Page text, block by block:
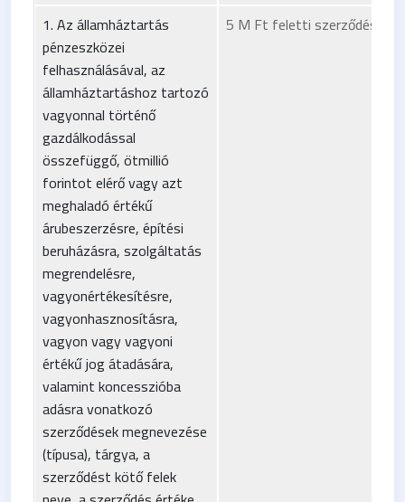
1. Az államháztartás
pénzeszközei
felhasználásával, az
államháztartáshoz tartozó
vagyonnal történő
gazdálkodással
összefüggő, ötmillió
forintot elérő vagy azt
meghaladó értékű
árubeszerzésre, építési
beruházásra, szolgáltatás
megrendelésre,
vagyonértékesítésre,
vagyonhasznosításra,
vagyon vagy vagyoni
értékű jog átadására,
valamint koncesszióba
adásra vonatkozó
szerződések megnevezése
(típusa), tárgya, a
szerződést kötő felek
5 M Ft feletti szerződések